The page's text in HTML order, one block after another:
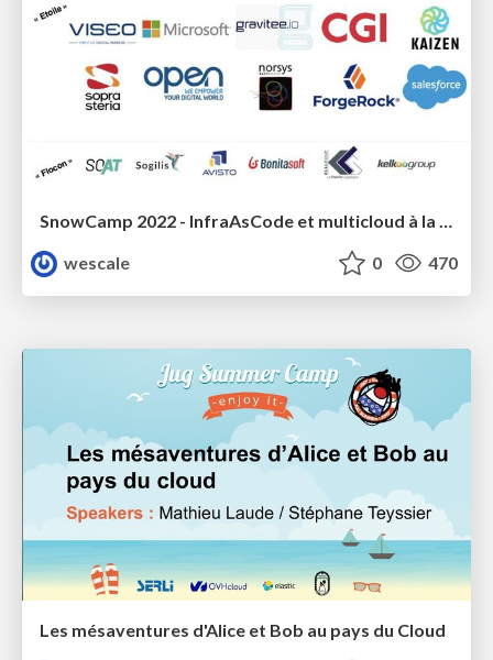
SnowCamp 2022 - InfraAsCode et multicloud à la sauce Kubernetes avec Crossplane
wescale
0 470
Les mésaventures d'Alice et Bob au pays du Cloud